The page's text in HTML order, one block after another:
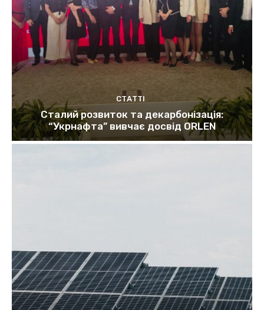
СТАТТІ
Сталий розвиток та декарбонізація:
“Укрнафта” вивчає досвід ORLEN